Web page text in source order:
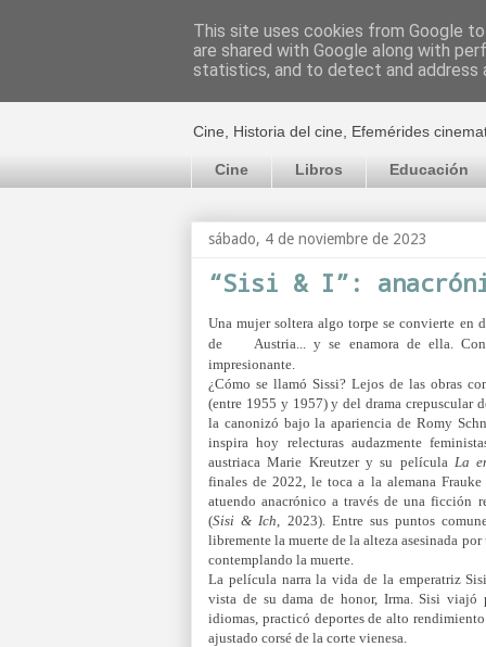
El cultural
Cine, Historia del cine, Efemérides
Cine Libros Educación
sábado, 4 de noviembre de 2023
“Sisi & I”:
Una mujer soltera algo torpe se convierte en
de Austria... y se enamora de ella. Con
impresionante.
¿Cómo se llamó Sissi? Lejos de las obras
(entre 1955 y 1957) y del drama crepuscular
la canonizó bajo la apariencia de Romy
inspira hoy relecturas audazmente
austriaca Marie Kreutzer y su película La
finales de 2022, le toca a la alemana
atuendo anacrónico a través de una ficción
(Sisi & Ich , 2023). Entre sus puntos
libremente la muerte de la alteza asesinada
contemplando la muerte.
La película narra la vida de la emperatriz
vista de su dama de honor, Irma. Sisi viajó
idiomas, practicó deportes de alto
ajustado corsé de la corte vienesa.
This site uses cookies from Google
are shared with Google along with
statistics, and to detect and address